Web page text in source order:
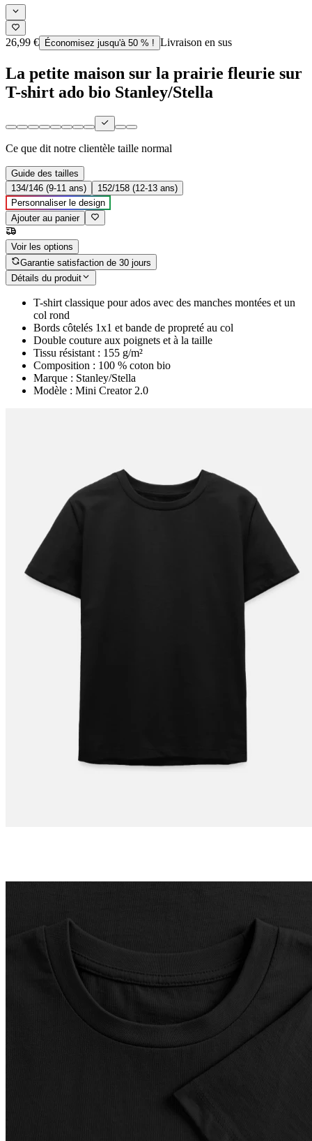
26,99 € Économisez jusqu'à 50 % ! Livraison en sus
La petite maison sur la prairie fleurie sur
T-shirt ado bio Stanley/Stella
Ce que dit notre clientèle taille normal
Guide des tailles
134/146 (9-11 ans)
152/158 (12-13 ans)
Personnaliser le design
Ajouter au panier
Voir les options
Garantie satisfaction de 30 jours
Détails du produit
T-shirt classique pour ados avec des manches montées et un
col rond
Bords côtelés 1x1 et bande de propreté au col
Double couture aux poignets et à la taille
Tissu résistant : 155 g/m²
Composition : 100 % coton bio
Marque : Stanley/Stella
Modèle : Mini Creator 2.0